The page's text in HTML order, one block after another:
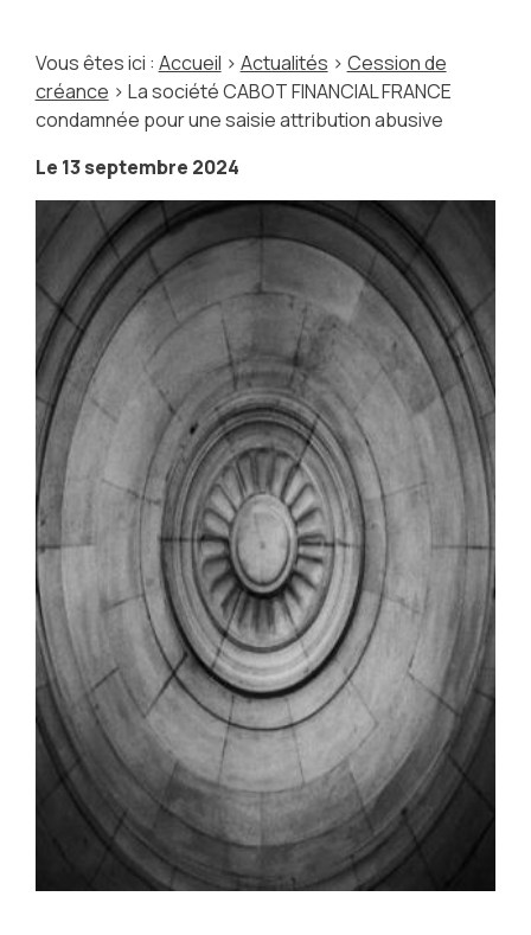
Vous êtes ici : Accueil > Actualités > Cession de
créance > La société CABOT FINANCIAL FRANCE
condamnée pour une saisie attribution abusive
Le 13 septembre 2024